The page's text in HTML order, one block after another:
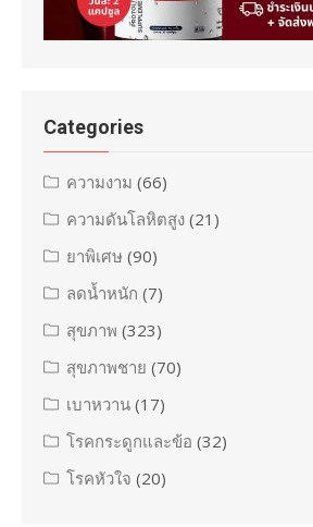
Categories
ความงาม (66)
ความดันโลหิตสูง (21)
ยาพิเศษ (90)
ลดน้ำหนัก (7)
สุขภาพ (323)
สุขภาพชาย (70)
เบาหวาน (17)
โรคกระดูกและข้อ (32)
โรคหัวใจ (20)